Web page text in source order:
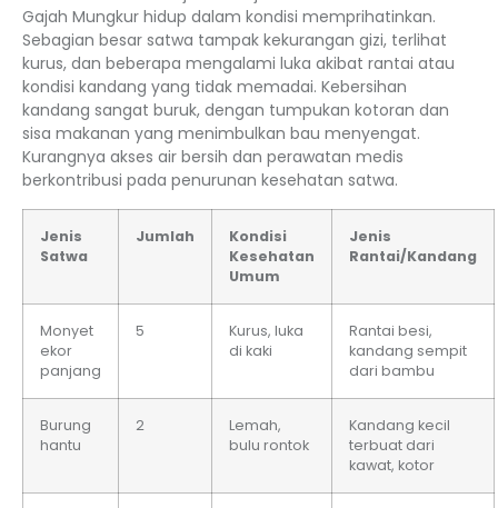
Gajah Mungkur hidup dalam kondisi memprihatinkan.
Sebagian besar satwa tampak kekurangan gizi, terlihat
kurus, dan beberapa mengalami luka akibat rantai atau
kondisi kandang yang tidak memadai. Kebersihan
kandang sangat buruk, dengan tumpukan kotoran dan
sisa makanan yang menimbulkan bau menyengat.
Kurangnya akses air bersih dan perawatan medis
berkontribusi pada penurunan kesehatan satwa.
Jenis
Satwa
Jumlah
Kondisi
Kesehatan
Umum
Jenis
Rantai/Kandang
Monyet
ekor
panjang
5
Kurus, luka
di kaki
Rantai besi,
kandang sempit
dari bambu
Burung
hantu
2
Lemah,
bulu rontok
Kandang kecil
terbuat dari
kawat, kotor